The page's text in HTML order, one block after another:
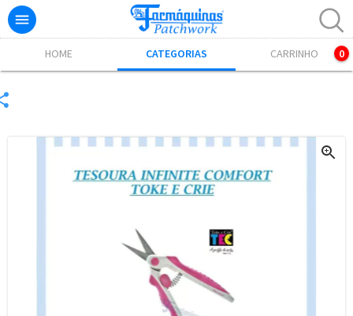
HOME CATEGORIAS CARRINHO 0
Excelente! Já adicionamos o produto ao carrinho.